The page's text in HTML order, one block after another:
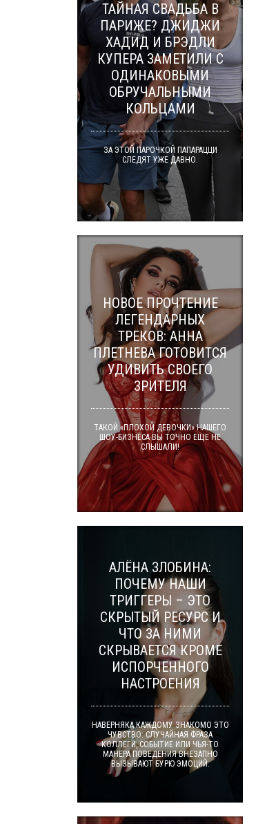
ТАЙНАЯ СВАДЬБА В
ПАРИЖЕ? ДЖИДЖИ
ХАДИД И БРЭДЛИ
КУПЕРА ЗАМЕТИЛИ С
ОДИНАКОВЫМИ
ОБРУЧАЛЬНЫМИ
КОЛЬЦАМИ
ЗА ЭТОЙ ПАРОЧКОЙ ПАПАРАЦЦИ
СЛЕДЯТ УЖЕ ДАВНО.
НОВОЕ ПРОЧТЕНИЕ
ЛЕГЕНДАРНЫХ
ТРЕКОВ: АННА
ПЛЕТНЕВА ГОТОВИТСЯ
УДИВИТЬ СВОЕГО
ЗРИТЕЛЯ
ТАКОЙ «ПЛОХОЙ ДЕВОЧКИ» НАШЕГО
ШОУ-БИЗНЕСА ВЫ ТОЧНО ЕЩЕ НЕ
СЛЫШАЛИ!
АЛЁНА ЗЛОБИНА:
ПОЧЕМУ НАШИ
ТРИГГЕРЫ – ЭТО
СКРЫТЫЙ РЕСУРС И
ЧТО ЗА НИМИ
СКРЫВАЕТСЯ КРОМЕ
ИСПОРЧЕННОГО
НАСТРОЕНИЯ
НАВЕРНЯКА КАЖДОМУ ЗНАКОМО ЭТО
ЧУВСТВО: СЛУЧАЙНАЯ ФРАЗА
КОЛЛЕГИ, СОБЫТИЕ ИЛИ ЧЬЯ-ТО
МАНЕРА ПОВЕДЕНИЯ ВНЕЗАПНО
ВЫЗЫВАЮТ БУРЮ ЭМОЦИЙ.